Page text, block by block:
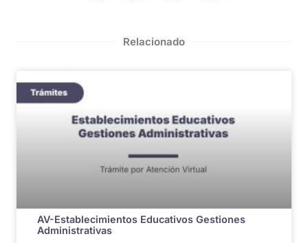
Relacionado
AV-Establecimientos Educativos Gestiones
Administrativas